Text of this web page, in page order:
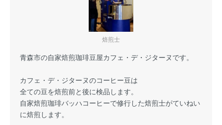
焙煎士
青森市の自家焙煎珈琲豆屋カフェ・デ・ジターヌです。
カフェ・デ・ジターヌのコーヒー豆は
全ての豆を焙煎前と後に検品 します。
自家焙煎珈琲バッハコーヒーで修行した焙煎士がていねい
に焙煎します。